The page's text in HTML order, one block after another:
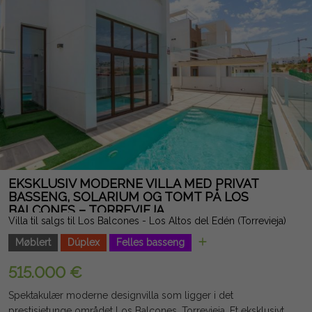
inkludert. Informasjonen som gis er indikativ og ikke juridisk
bindende, og kan inneholde feil.
EKSKLUSIV MODERNE VILLA MED PRIVAT
BASSENG, SOLARIUM OG TOMT PÅ LOS
BALCONES – TORREVIEJA
Villa til salgs til Los Balcones - Los Altos del Edén (Torrevieja)
Møblert
Dúplex Felles basseng
515.000 €
Spektakulær moderne designvilla som ligger i det